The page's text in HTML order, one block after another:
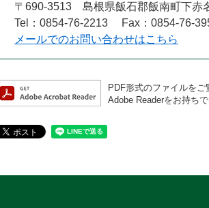
〒690-3513
島根県飯石郡飯南町下赤
Tel：0854-76-2213
Fax：0854-76-
メールでのお問い合わせはこちら
PDF形式のファイルを
Adobe Readerをお持ち